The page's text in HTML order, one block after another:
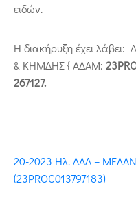
ειδών.
Η διακήρυξη έχει λάβει:
& ΚΗΜΔΗΣ { ΑΔΑΜ:
267127.
20-2023 Ηλ. ΔΑΔ –
(23PROC013797183)